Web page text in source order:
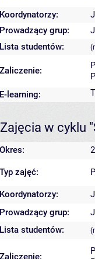
Koordynatorzy:
Prowadzący grup:
Lista studentów:
Zaliczenie:
E-learning:
Zajęcia w cyklu
Okres:
Typ zajęć:
Koordynatorzy:
Prowadzący grup:
Lista studentów:
Zaliczenie: